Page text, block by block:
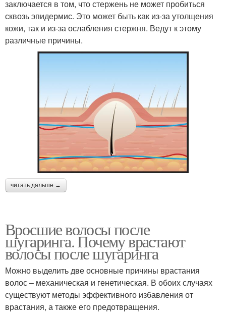
заключается в том, что стержень не может пробиться
сквозь эпидермис. Это может быть как из-за утолщения
кожи, так и из-за ослабления стержня. Ведут к этому
различные причины.
читать дальше →
Вросшие волосы после
шугаринга. Почему врастают
волосы после шугаринга
Можно выделить две основные причины врастания
волос – механическая и генетическая. В обоих случаях
существуют методы эффективного избавления от
врастания, а также его предотвращения.